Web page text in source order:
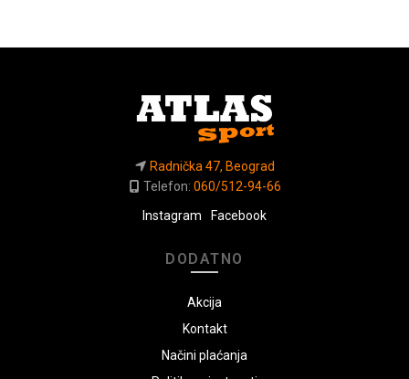
Radnička 47, Beograd
Telefon: 060/512-94-66
Instagram
Facebook
DODATNO
Akcija
Kontakt
Načini plaćanja